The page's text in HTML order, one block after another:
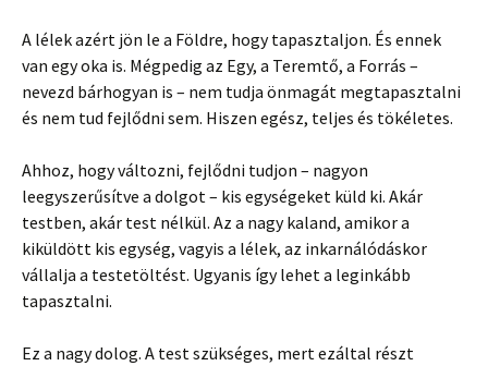
A lélek azért jön le a Földre, hogy tapasztaljon. És ennek
van egy oka is. Mégpedig az Egy, a Teremtő, a Forrás –
nevezd bárhogyan is – nem tudja önmagát megtapasztalni
és nem tud fejlődni sem. Hiszen egész, teljes és tökéletes.
Ahhoz, hogy változni, fejlődni tudjon – nagyon
leegyszerűsítve a dolgot – kis egységeket küld ki. Akár
testben, akár test nélkül. Az a nagy kaland, amikor a
kiküldött kis egység, vagyis a lélek, az inkarnálódáskor
vállalja a testetöltést. Ugyanis így lehet a leginkább
tapasztalni.
Ez a nagy dolog. A test szükséges, mert ezáltal részt